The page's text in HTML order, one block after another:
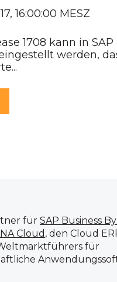
16:00:00 MESZ
1708 kann in SAP
werden,
für SAP Business
Cloud , den Cloud
für